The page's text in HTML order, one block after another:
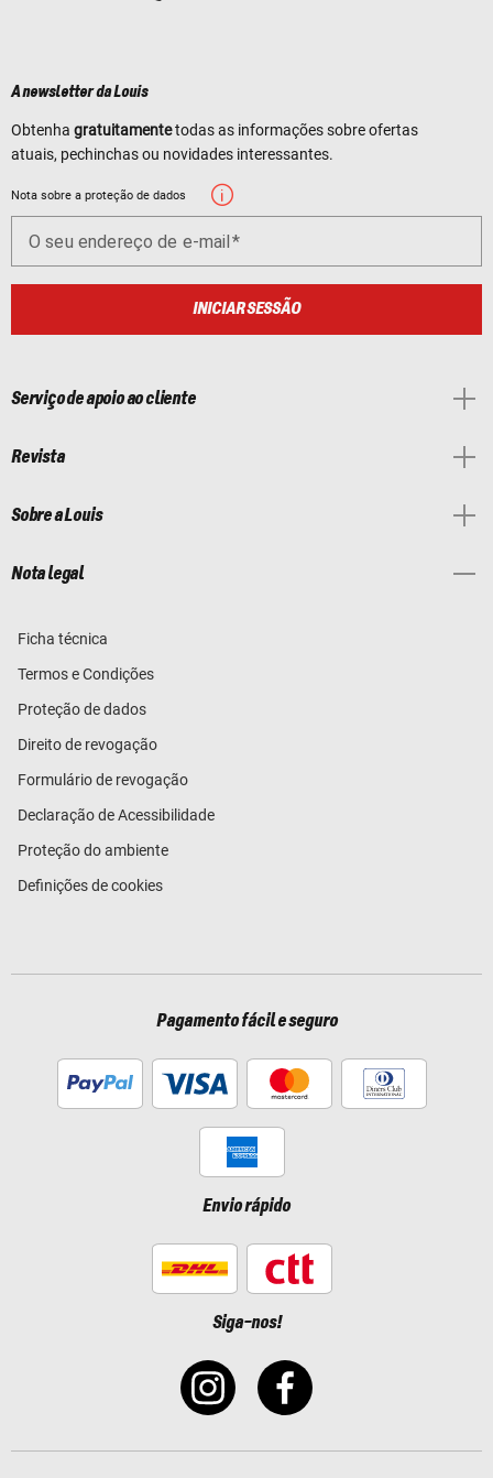
A newsletter da Louis
Obtenha gratuitamentetodas as informações sobre ofertas
atuais, pechinchas ou novidades interessantes.
Nota sobre a proteção de dados
O seu endereço de e-mail
INICIAR SESSÃO
Serviço de apoio ao cliente
Revista
Sobre a Louis
Nota legal
Ficha técnica
Termos e Condições
Proteção de dados
Direito de revogação
Formulário de revogação
Declaração de Acessibilidade
Proteção do ambiente
Definições de cookies
Pagamento fácil e seguro
Envio rápido
Siga-nos!